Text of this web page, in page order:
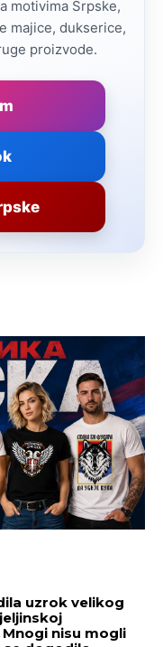
motivima Srpske,
majice, dukserice,
proizvode.
uzrok velikog
nisu mogli